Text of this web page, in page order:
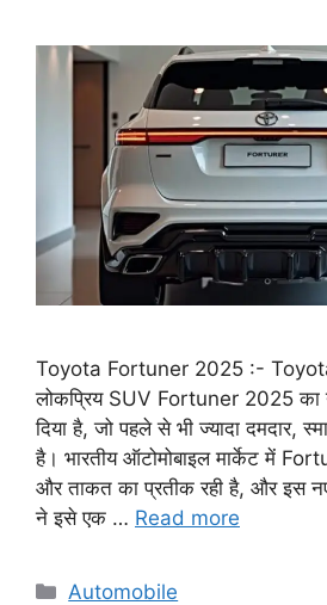
Toyota Fortuner 2025 :-
लोकप्रिय SUV Fortuner 2025 का
दिया है, जो पहले से भी ज्यादा दमदार,
है। भारतीय ऑटोमोबाइल मार्केट में
और ताकत का प्रतीक रही है, और इस
ने इसे एक … Read more
Categories
Automobile